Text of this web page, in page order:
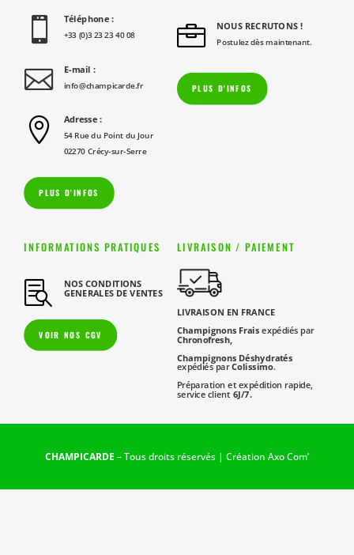
 Téléphone :
+33 (0)3 23 23 40 08
 E-mail :
info@champicarde.fr
 Adresse :
54 Rue du Point du Jour
02270 Crécy-sur-Serre
PLUS D'INFOS
 NOUS RECRUTONS !
Postulez dès maintenant.
PLUS D'INFOS
INFORMATIONS PRATIQUES
 NOS CONDITIONS
GENERALES DE VENTES
VOIR NOS CGV
LIVRAISON / PAIEMENT
LIVRAISON EN FRANCE
Champignons Fraisexpédiés par
Chronofresh,
Champignons Déshydratés
expédiés parColissimo.
Préparation et expédition rapide,
service client 6J/7.
CHAMPICARDE – Tous droits réservés | Création Axo Com’